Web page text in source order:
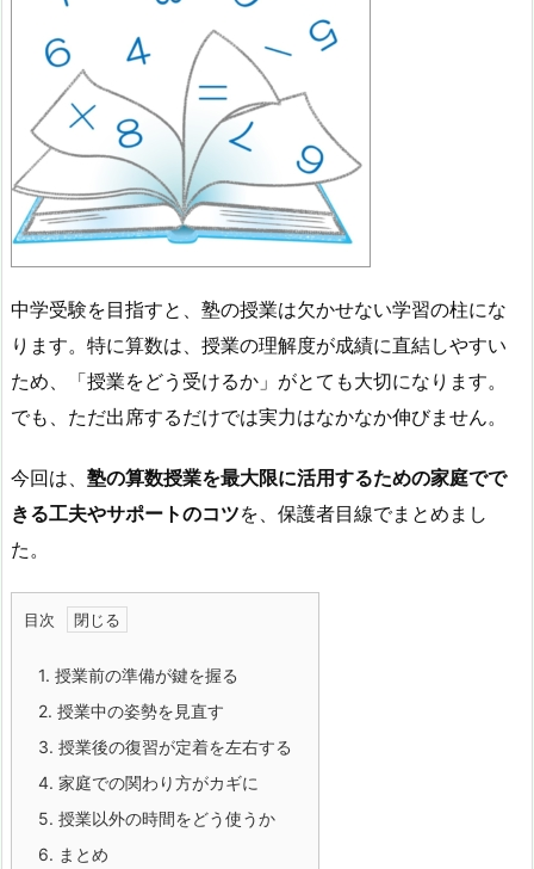
中学受験を目指すと、塾の授業は欠かせない学習の柱にな
ります。特に算数は、授業の理解度が成績に直結しやすい
ため、「授業をどう受けるか」がとても大切になります。
でも、ただ出席するだけでは実力はなかなか伸びません。
今回は、 塾の算数授業を最大限に活用するための家庭でで
きる工夫やサポートのコツを、保護者目線でまとめまし
た。
目次
1. 授業前の準備が鍵を握る
2. 授業中の姿勢を見直す
3. 授業後の復習が定着を左右する
4. 家庭での関わり方がカギに
5. 授業以外の時間をどう使うか
6. まとめ